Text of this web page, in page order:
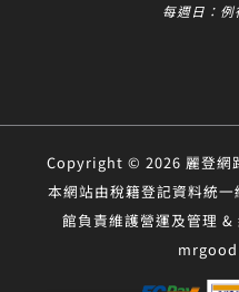
每週日：
Copyright © 2026 麗登
本網站由稅籍登記資料統
館負責維護營運及管理
mrgood